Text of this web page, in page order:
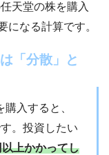
天堂の株を購入
になる計算です。
「分散」と
入すると、
。投資したい
上かかってし